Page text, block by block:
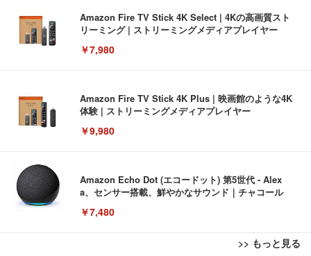
Amazon Fire TV Stick 4K Select | 4Kの高画質スト
リーミング | ストリーミングメディアプレイヤー
￥7,980
Amazon Fire TV Stick 4K Plus | 映画館のような4K
体験 | ストリーミングメディアプレイヤー
￥9,980
Amazon Echo Dot (エコードット) 第5世代 - Alex
a、センサー搭載、鮮やかなサウンド｜チャコール
￥7,480
>> もっと見る